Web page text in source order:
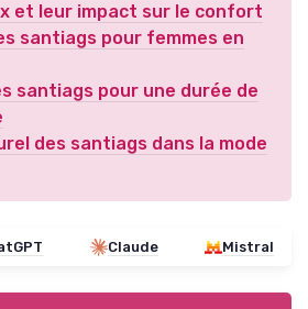
et leur impact sur le confort
santiags pour femmes en
santiags pour une durée de
des santiags dans la mode
Claude Mistral